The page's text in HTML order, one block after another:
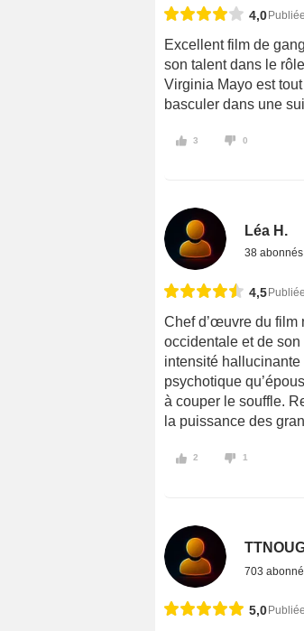
4,0
Excellent film de
son talent dans le
Virginia Mayo est
basculer dans une
3 0
Léa H.
38 abonnés
4,5
Chef d’œuvre du film
occidentale et de
intensité
psychotique
à couper le souffle.
la puissance des
2 1
703
5,0